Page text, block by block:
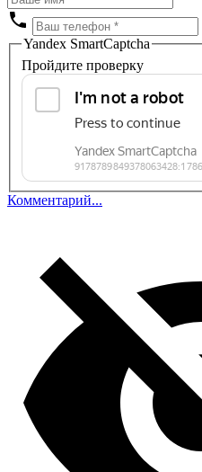
Yandex SmartCaptcha
Пройдите проверку
Комментарий...